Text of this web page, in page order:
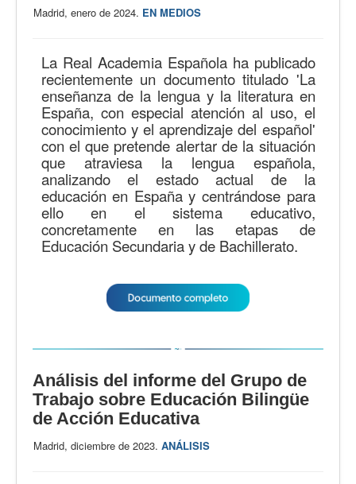
Madrid, enero de 2024. EN MEDIOS
La Real Academia Española ha publicado
recientemente un documento titulado 'La
enseñanza de la lengua y la literatura en
España, con especial atención al uso, el
conocimiento y el aprendizaje del español'
con el que pretende alertar de la situación
que atraviesa la lengua española,
analizando el estado actual de la
educación en España y centrándose para
ello en el sistema educativo,
concretamente en las etapas de
Educación Secundaria y de Bachillerato.
Análisis del informe del Grupo de
Trabajo sobre Educación Bilingüe
de Acción Educativa
Madrid, diciembre de 2023. ANÁLISIS